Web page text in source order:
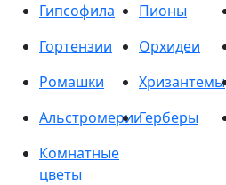
Гипсофила
Пионы
Гортензии
Орхидеи
Ромашки
Хризантемы
АльстромерииГерберы
Комнатные
цветы